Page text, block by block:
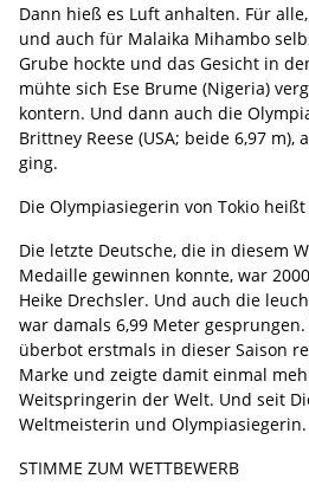
Dann hieß es Luft anhalten. Für
und auch für Malaika Mihambo
Grube hockte und das Gesicht in
mühte sich Ese Brume (Nigeria)
kontern. Und dann auch die
Brittney Reese (USA; beide 6,97
ging.
Die Olympiasiegerin von Tokio
Die letzte Deutsche, die in diesem
Medaille gewinnen konnte, war
Heike Drechsler. Und auch die
war damals 6,99 Meter
überbot erstmals in dieser Saison
Marke und zeigte damit einmal
Weitspringerin der Welt. Und seit
Weltmeisterin und Olympiasiegerin.
STIMME ZUM WETTBEWERB